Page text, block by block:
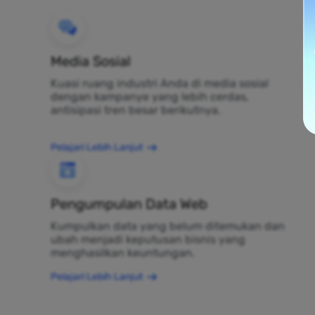
Media Sosial
Kuasi ruang industri Anda di media sosial
dengan kampanye yang lebih cerdas,
antisipasi tren besar berikutnya.
Pelajari Lebih Lanjut
Pengumpulan Data Web
Kumpulkan data yang belum ditemukan dan
ubah menjadi keputusan bisnis yang
menghasilkan keuntungan.
Pelajari Lebih Lanjut